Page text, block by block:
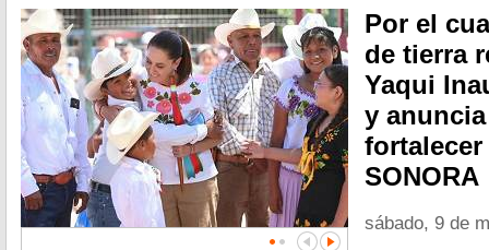
Por el
de tierra
Yaqui
y
SONORA
sábado, 9 de